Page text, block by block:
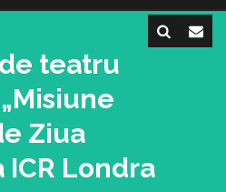
teatru
Ziua
Londra